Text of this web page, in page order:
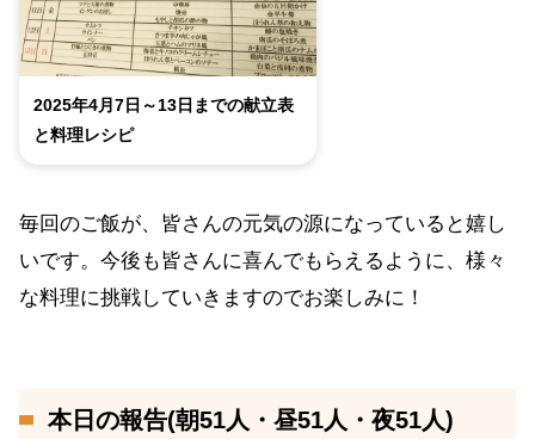
2025年4月7日～13日までの献立表
と料理レシピ
毎回のご飯が、皆さんの元気の源になっていると嬉し
いです。今後も皆さんに喜んでもらえるように、様々
な料理に挑戦していきますのでお楽しみに！
本日の報告(朝51人・昼51人・夜51人)